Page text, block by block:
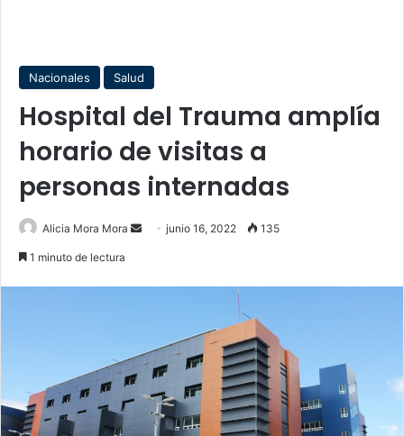
Nacionales Salud
Hospital del Trauma amplía
horario de visitas a
personas internadas
Alicia Mora Mora
Sendjunio 16, 2022 135
1 minuto de lectura